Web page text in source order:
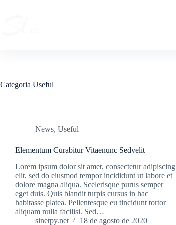
Categoria Useful
News, Useful
Elementum Curabitur Vitaenunc Sedvelit
Lorem ipsum dolor sit amet, consectetur adipiscing
elit, sed do eiusmod tempor incididunt ut labore et
dolore magna aliqua. Scelerisque purus semper
eget duis. Quis blandit turpis cursus in hac
habitasse platea. Pellentesque eu tincidunt tortor
aliquam nulla facilisi. Sed…
sinetpy.net
18 de agosto de 2020